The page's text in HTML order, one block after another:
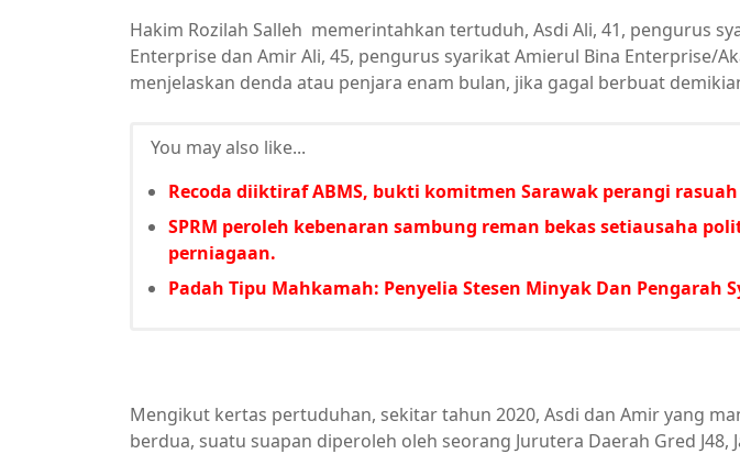
Hakim Rozilah Salleh memerintahkan tertuduh, Asdi Ali, 41, pengurus
Enterprise dan Amir Ali, 45, pengurus syarikat Amierul Bina Enterprise/
menjelaskan denda atau penjara enam bulan, jika gagal berbuat
You may also like...
Recoda diiktiraf ABMS, bukti komitmen Sarawak perangi rasuah
SPRM peroleh kebenaran sambung reman bekas setiausaha
perniagaan.
Padah Tipu Mahkamah: Penyelia Stesen Minyak Dan Pengarah
Mengikut kertas pertuduhan, sekitar tahun 2020, Asdi dan Amir yang
berdua, suatu suapan diperoleh oleh seorang Jurutera Daerah Gred J48,